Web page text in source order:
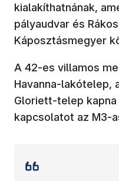
kialakíthatnának,
pályaudvar és
Káposztásmegyer
A 42-es villamos
Havanna-lakótelep,
Gloriett-telep
kapcsolatot az M3-